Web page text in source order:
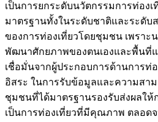
เป็นการยกระดับนวัตกรรมการท่อง
มาตรฐานทั้งในระดับชาติและระดับ
ของการท่องเที่ยวโดยชุมชน เพรา
พัฒนาศักยภาพของตนเองและพื้นที่
เชื่อมั่นจากผู้ประกอบการด้านการท่
อิสระ ในการรับข้อมูลและความสา
ชุมชนที่ได้มาตรฐานรองรับส่งผลให้
เป็นการท่องเที่ยวที่มีคุณภาพ ตลอด